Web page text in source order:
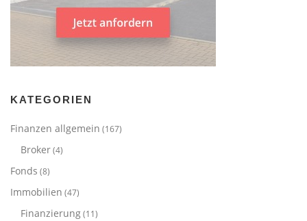
KATEGORIEN
Finanzen allgemein (167)
Broker(4)
Fonds (8)
Immobilien (47)
Finanzierung(11)